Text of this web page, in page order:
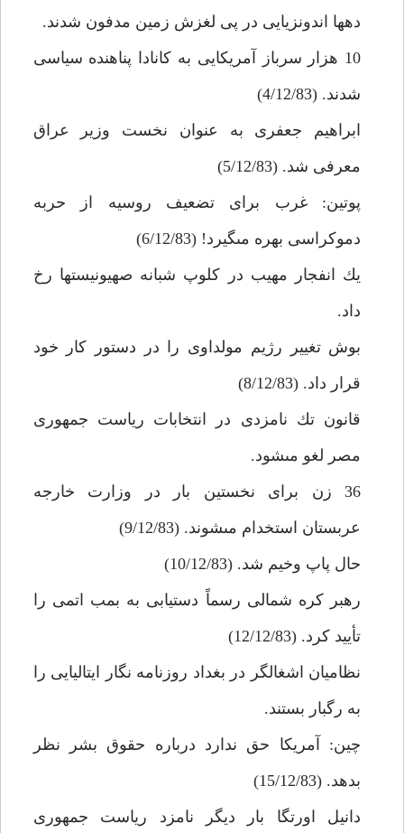
ده‏ها اندونزيايى در پى لغزش زمين مدفون شدند.
10 هزار سرباز آمريكايى به كانادا پناهنده سياسى
شدند. (4/12/83)
ابراهيم جعفرى به عنوان نخست وزير عراق
معرفى شد. (5/12/83)
پوتين: غرب براى تضعيف روسيه از حربه
دموكراسى بهره مى‏گيرد! (6/12/83)
يك انفجار مهيب در كلوپ شبانه صهيونيست‏ها رخ
داد.
بوش تغيير رژيم مولداوى را در دستور كار خود
قرار داد. (8/12/83)
قانون تك نامزدى در انتخابات رياست جمهورى
مصر لغو مى‏شود.
36 زن براى نخستين بار در وزارت خارجه
عربستان استخدام مى‏شوند. (9/12/83)
حال پاپ وخيم شد. (10/12/83)
رهبر كره شمالى رسماً دستيابى به بمب اتمى را
تأييد كرد. (12/12/83)
نظاميان اشغالگر در بغداد روزنامه نگار ايتاليايى را
به رگبار بستند.
چين: آمريكا حق ندارد درباره حقوق بشر نظر
بدهد. (15/12/83)
دانيل اورتگا بار ديگر نامزد رياست جمهورى